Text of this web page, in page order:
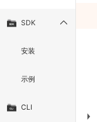
SDK
安装
示例
CLI
▶